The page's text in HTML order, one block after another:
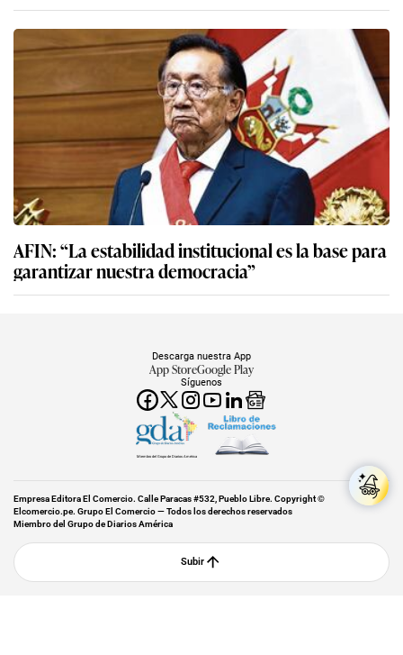
AFIN: “La estabilidad institucional es la base para
garantizar nuestra democracia”
Síguenos
Descarga nuestra App
App StoreGoogle Play
Miembro del Grupo de Diarios América
Empresa Editora El Comercio. Calle Paracas #532, Pueblo Libre. Copyright ©
Elcomercio.pe. Grupo El Comercio — Todos los derechos reservados
Miembro del Grupo de Diarios América
Subir